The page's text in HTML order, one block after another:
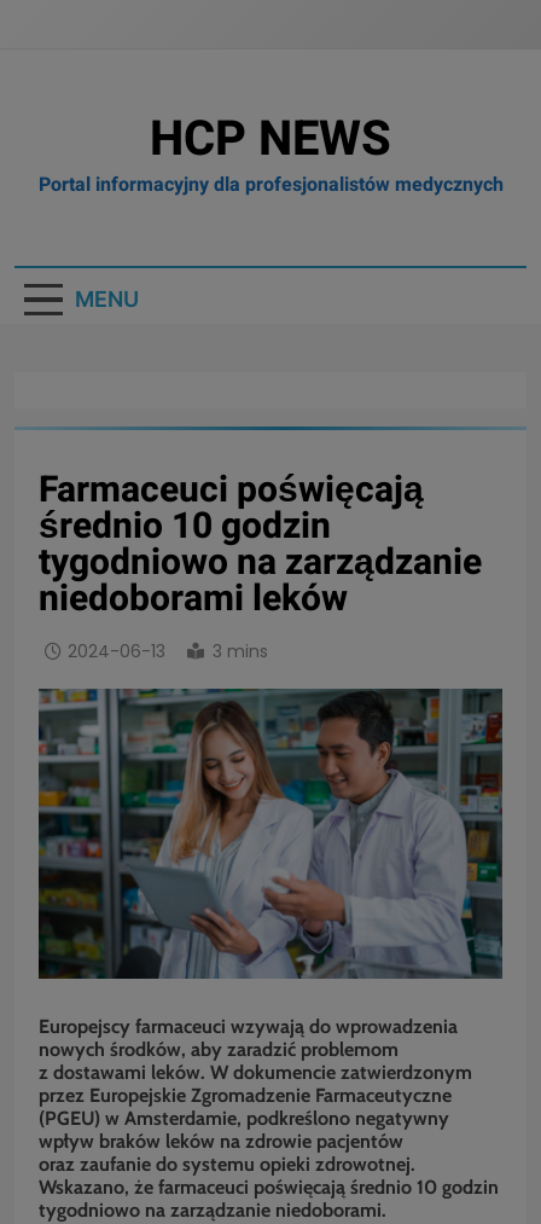
HCP NEWS
Portal informacyjny dla profesjonalistów medycznych
MENU
Farmaceuci poświęcają
średnio 10 godzin
tygodniowo na zarządzanie
niedoborami leków
2024-06-13 3 mins
Europejscy farmaceuci wzywają do wprowadzenia
nowych środków, aby zaradzić problemom
z dostawami leków. W dokumencie zatwierdzonym
przez Europejskie Zgromadzenie Farmaceutyczne
(PGEU) w Amsterdamie, podkreślono negatywny
wpływ braków leków na zdrowie pacjentów
oraz zaufanie do systemu opieki zdrowotnej.
Wskazano, że farmaceuci poświęcają średnio 10 godzin
tygodniowo na zarządzanie niedoborami.